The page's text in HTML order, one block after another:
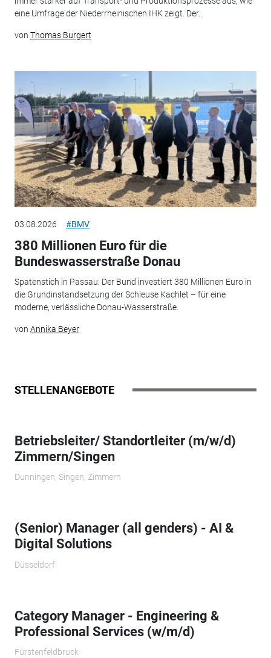
eine Umfrage der Niederrheinischen IHK zeigt. Der...
von Thomas Burgert
03.08.2026 #BMV
380 Millionen Euro für die
Bundeswasserstraße Donau
Spatenstich in Passau: Der Bund investiert 380 Millionen Euro in
die Grundinstandsetzung der Schleuse Kachlet – für eine
moderne, verlässliche Donau-Wasserstraße.
von Annika Beyer
STELLENANGEBOTE
Betriebsleiter/ Standortleiter (m/w/d)
Zimmern/Singen
Dunningen, Singen, Zimmern
(Senior) Manager (all genders) - AI &
Digital Solutions
Düsseldorf
Category Manager - Engineering &
Professional Services (w/m/d)
Fürstenfeldbruck